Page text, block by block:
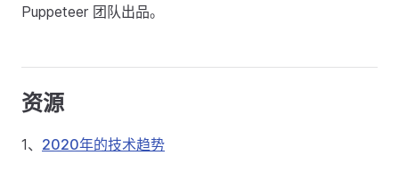
Puppeteer 团队出品。
资源
1、 2020年的技术趋势